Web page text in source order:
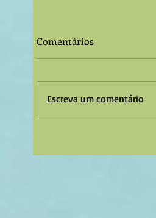
Comentários
Escreva um comentário